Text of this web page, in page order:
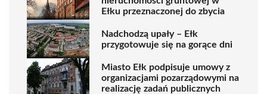
Ełku przeznaczonej do zbycia
Nadchodzą upały – Ełk
przygotowuje się na gorące dni
Miasto Ełk podpisuje umowy z
organizacjami pozarządowymi na
realizację zadań publicznych